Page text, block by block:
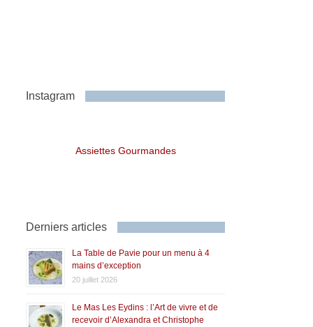
Instagram
Assiettes Gourmandes
Derniers articles
La Table de Pavie pour un menu à 4
mains d’exception
20 juillet 2026
Le Mas Les Eydins : l’Art de vivre et de
recevoir d’Alexandra et Christophe